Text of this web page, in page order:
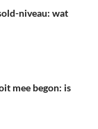
niveau: wat
mee begon: is